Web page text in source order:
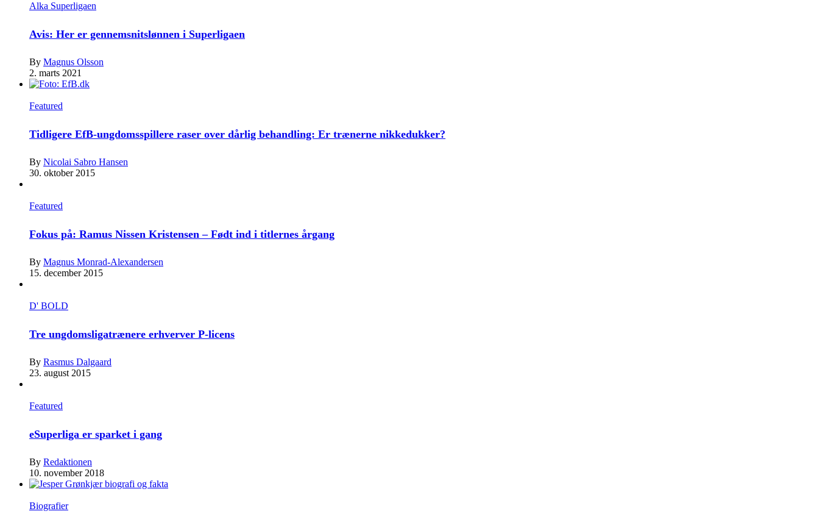
Alka Superligaen
Avis: Her er gennemsnitslønnen i Superligaen
By Magnus Olsson
2. marts 2021
Featured
Tidligere EfB-ungdomsspillere raser over dårlig behandling: Er trænerne nikkedukker?
By Nicolai Sabro Hansen
30. oktober 2015
Featured
Fokus på: Ramus Nissen Kristensen – Født ind i titlernes årgang
By Magnus Monrad-Alexandersen
15. december 2015
D' BOLD
Tre ungdomsligatrænere erhverver P-licens
By Rasmus Dalgaard
23. august 2015
Featured
eSuperliga er sparket i gang
By Redaktionen
10. november 2018
Biografier